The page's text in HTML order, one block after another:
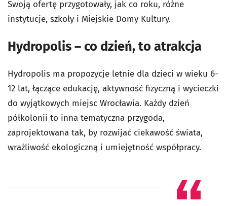
Swoją ofertę przygotowały, jak co roku, różne
instytucje, szkoły i Miejskie Domy Kultury.
Hydropolis – co dzień, to atrakcja
Hydropolis ma propozycje letnie dla dzieci w wieku 6-
12 lat, łączące edukację, aktywność fizyczną i wycieczki
do wyjątkowych miejsc Wrocławia. Każdy dzień
półkolonii to inna tematyczna przygoda,
zaprojektowana tak, by rozwijać ciekawość świata,
wrażliwość ekologiczną i umiejętność współpracy.